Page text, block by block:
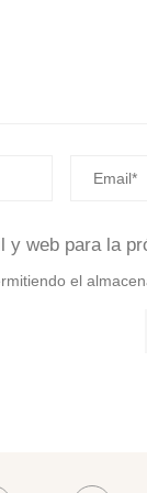
y web para la
el